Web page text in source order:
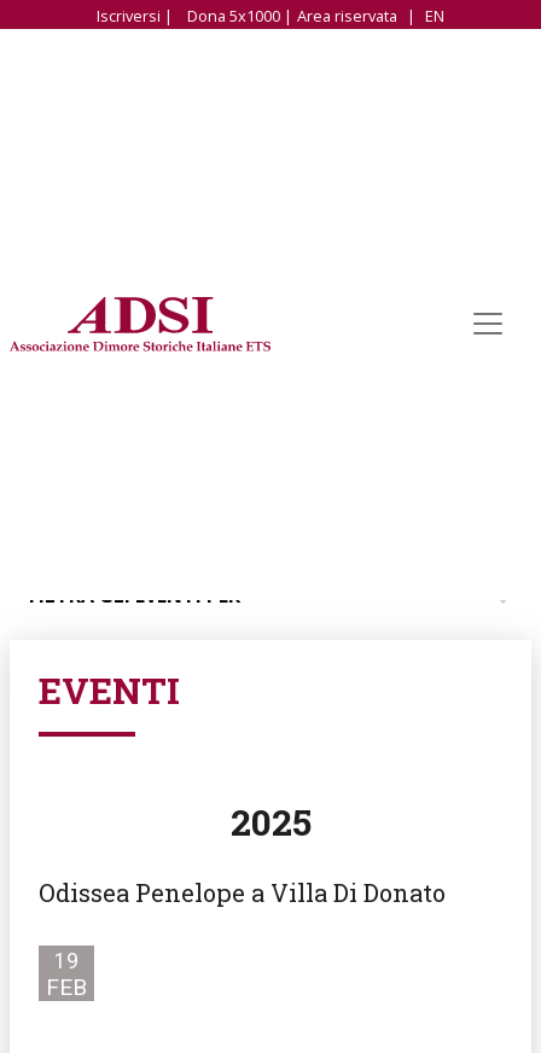
Iscriversi | Dona 5x1000 | Area riservata | EN
FILTRA GLI EVENTI PER
EVENTI
2025
Odissea Penelope a Villa Di Donato
19
FEB